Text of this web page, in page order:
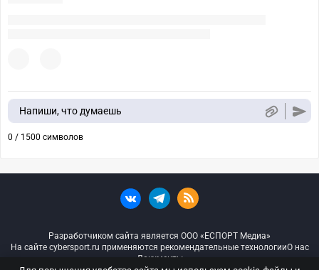
Напиши, что думаешь
0 / 1500 символов
Разработчиком сайта является ООО «ЕСПОРТ Медиа»
На сайте cybersport.ru применяются рекомендательные технологииО нас
Документы